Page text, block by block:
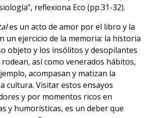
reflexiona Eco (pp.31-32).
es un acto de amor por el libro y la
un ejercicio de la memoria: la historia
objeto y los insólitos y desopilantes
así como venerados hábitos,
acompasan y matizan la
cultura. Visitar estos ensayos
y por momentos ricos en
y humorísticas, es un deber que